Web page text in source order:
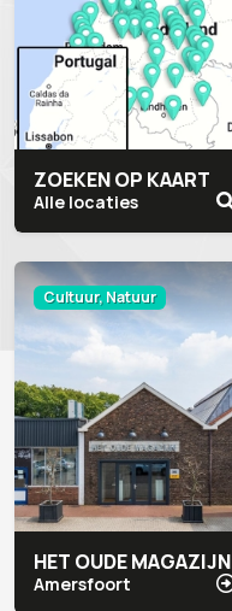
ZOEKEN OP KAART
Alle locaties
Cultuur, Natuur
HET OUDE MAGAZIJN
Amersfoort